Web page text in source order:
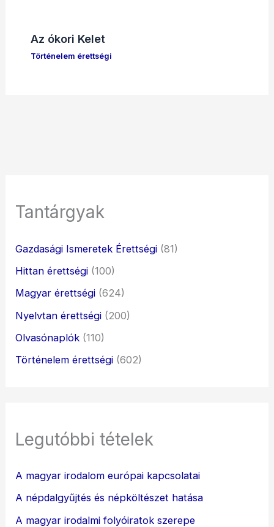
Az ókori Kelet
Történelem érettségi
Tantárgyak
Gazdasági Ismeretek Érettségi (81)
Hittan érettségi (100)
Magyar érettségi (624)
Nyelvtan érettségi (200)
Olvasónaplók (110)
Történelem érettségi (602)
Legutóbbi tételek
A magyar irodalom európai kapcsolatai
A népdalgyűjtés és népköltészet hatása
A magyar irodalmi folyóiratok szerepe